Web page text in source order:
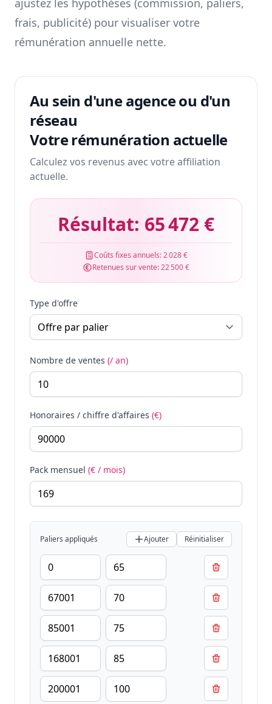
ajustez les hypothèses (commission, paliers,
frais, publicité) pour visualiser votre
rémunération annuelle nette.
Au sein d'une agence ou d'un
réseau
Votre rémunération actuelle
Calculez vos revenus avec votre affiliation
actuelle.
Résultat: 65 472 €
Coûts fixes annuels:2 028 €
Retenues sur vente:22 500 €
Type d'offre
Nombre de ventes (/ an)
Honoraires / chiffre d'affaires (€)
Pack mensuel (€ / mois)
Paliers appliqués Ajouter Réinitialiser